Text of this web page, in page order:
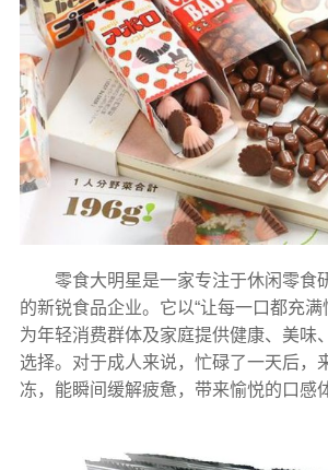
零食大明星是一家专注于休闲零食
的新锐食品企业。它以“让每一口都充满
为年轻消费群体及家庭提供健康、美味
选择。对于成人来说，忙碌了一天后，
冻，能瞬间缓解疲惫，带来愉悦的口感